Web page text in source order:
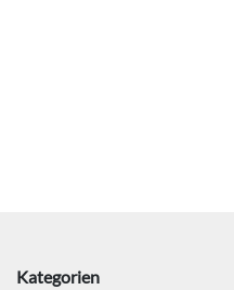
Kategorien